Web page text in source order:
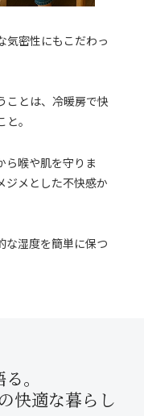
気密性にもこだわっ
ことは、冷暖房で快
。
ら喉や肌を守りま
ジメとした不快感か
な湿度を簡単に保つ
。
快適な暮らし